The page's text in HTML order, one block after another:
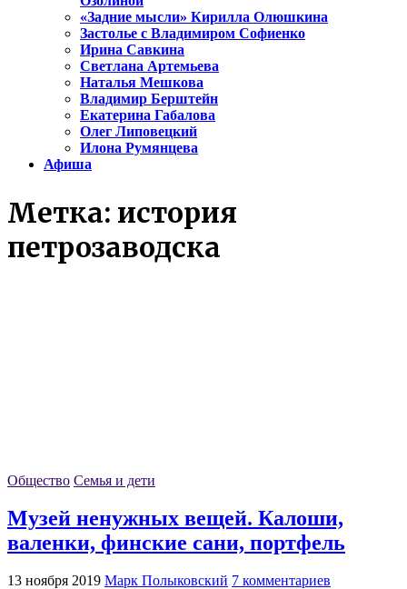
«Задние мысли» Кирилла Олюшкина
Застолье с Владимиром Софиенко
Ирина Савкина
Светлана Артемьева
Наталья Мешкова
Владимир Берштейн
Екатерина Габалова
Олег Липовецкий
Илона Румянцева
Афиша
Метка: история
петрозаводска
Общество Семья и дети
Музей ненужных вещей. Калоши,
валенки, финские сани, портфель
13 ноября 2019 Марк Полыковский 7 комментариев